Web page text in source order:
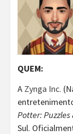
QUEM:
A Zynga Inc.
Potter: Puzzles
Sul.